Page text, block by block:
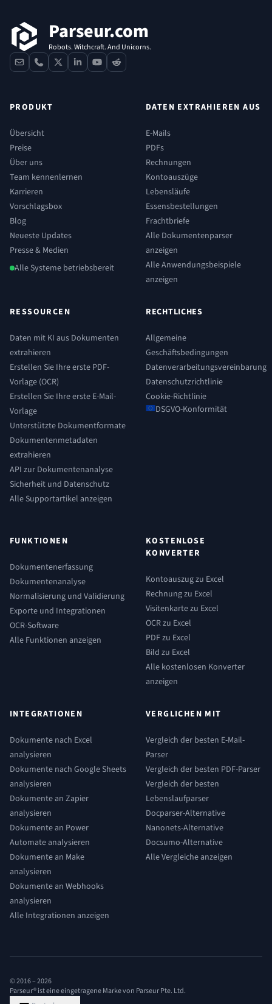
Parseur.com
Robots. Witchcraft. And Unicorns.
contactphone
x linkedinyoutube
reddit
PRODUKT
Übersicht
Preise
Über uns
Team kennenlernen
Karrieren
Vorschlagsbox
Blog
Neueste Updates
Presse & Medien
Alle Systeme betriebsbereit
DATEN EXTRAHIEREN AUS
E-Mails
PDFs
Rechnungen
Kontoauszüge
Lebensläufe
Essensbestellungen
Frachtbriefe
Alle Dokumentenparser
anzeigen
Alle Anwendungsbeispiele
anzeigen
RESSOURCEN
Daten mit KI aus Dokumenten
extrahieren
Erstellen Sie Ihre erste PDF-
Vorlage (OCR)
Erstellen Sie Ihre erste E-Mail-
Vorlage
Unterstützte Dokumentformate
Dokumentenmetadaten
extrahieren
API zur Dokumentenanalyse
Sicherheit und Datenschutz
Alle Supportartikel anzeigen
RECHTLICHES
Allgemeine
Geschäftsbedingungen
Datenverarbeitungsvereinbarung
Datenschutzrichtlinie
Cookie-Richtlinie
DSGVO-Konformität
FUNKTIONEN
Dokumentenerfassung
Dokumentenanalyse
Normalisierung und Validierung
Exporte und Integrationen
OCR-Software
Alle Funktionen anzeigen
KOSTENLOSE
KONVERTER
Kontoauszug zu Excel
Rechnung zu Excel
Visitenkarte zu Excel
OCR zu Excel
PDF zu Excel
Bild zu Excel
Alle kostenlosen Konverter
anzeigen
INTEGRATIONEN
Dokumente nach Excel
analysieren
Dokumente nach Google Sheets
analysieren
Dokumente an Zapier
analysieren
Dokumente an Power
Automate analysieren
Dokumente an Make
analysieren
Dokumente an Webhooks
analysieren
Alle Integrationen anzeigen
VERGLICHEN MIT
Vergleich der besten E-Mail-
Parser
Vergleich der besten PDF-Parser
Vergleich der besten
Lebenslaufparser
Docparser-Alternative
Nanonets-Alternative
Docsumo-Alternative
Alle Vergleiche anzeigen
© 2016 –2026
Parseur® ist eine eingetragene Marke von Parseur Pte. Ltd.